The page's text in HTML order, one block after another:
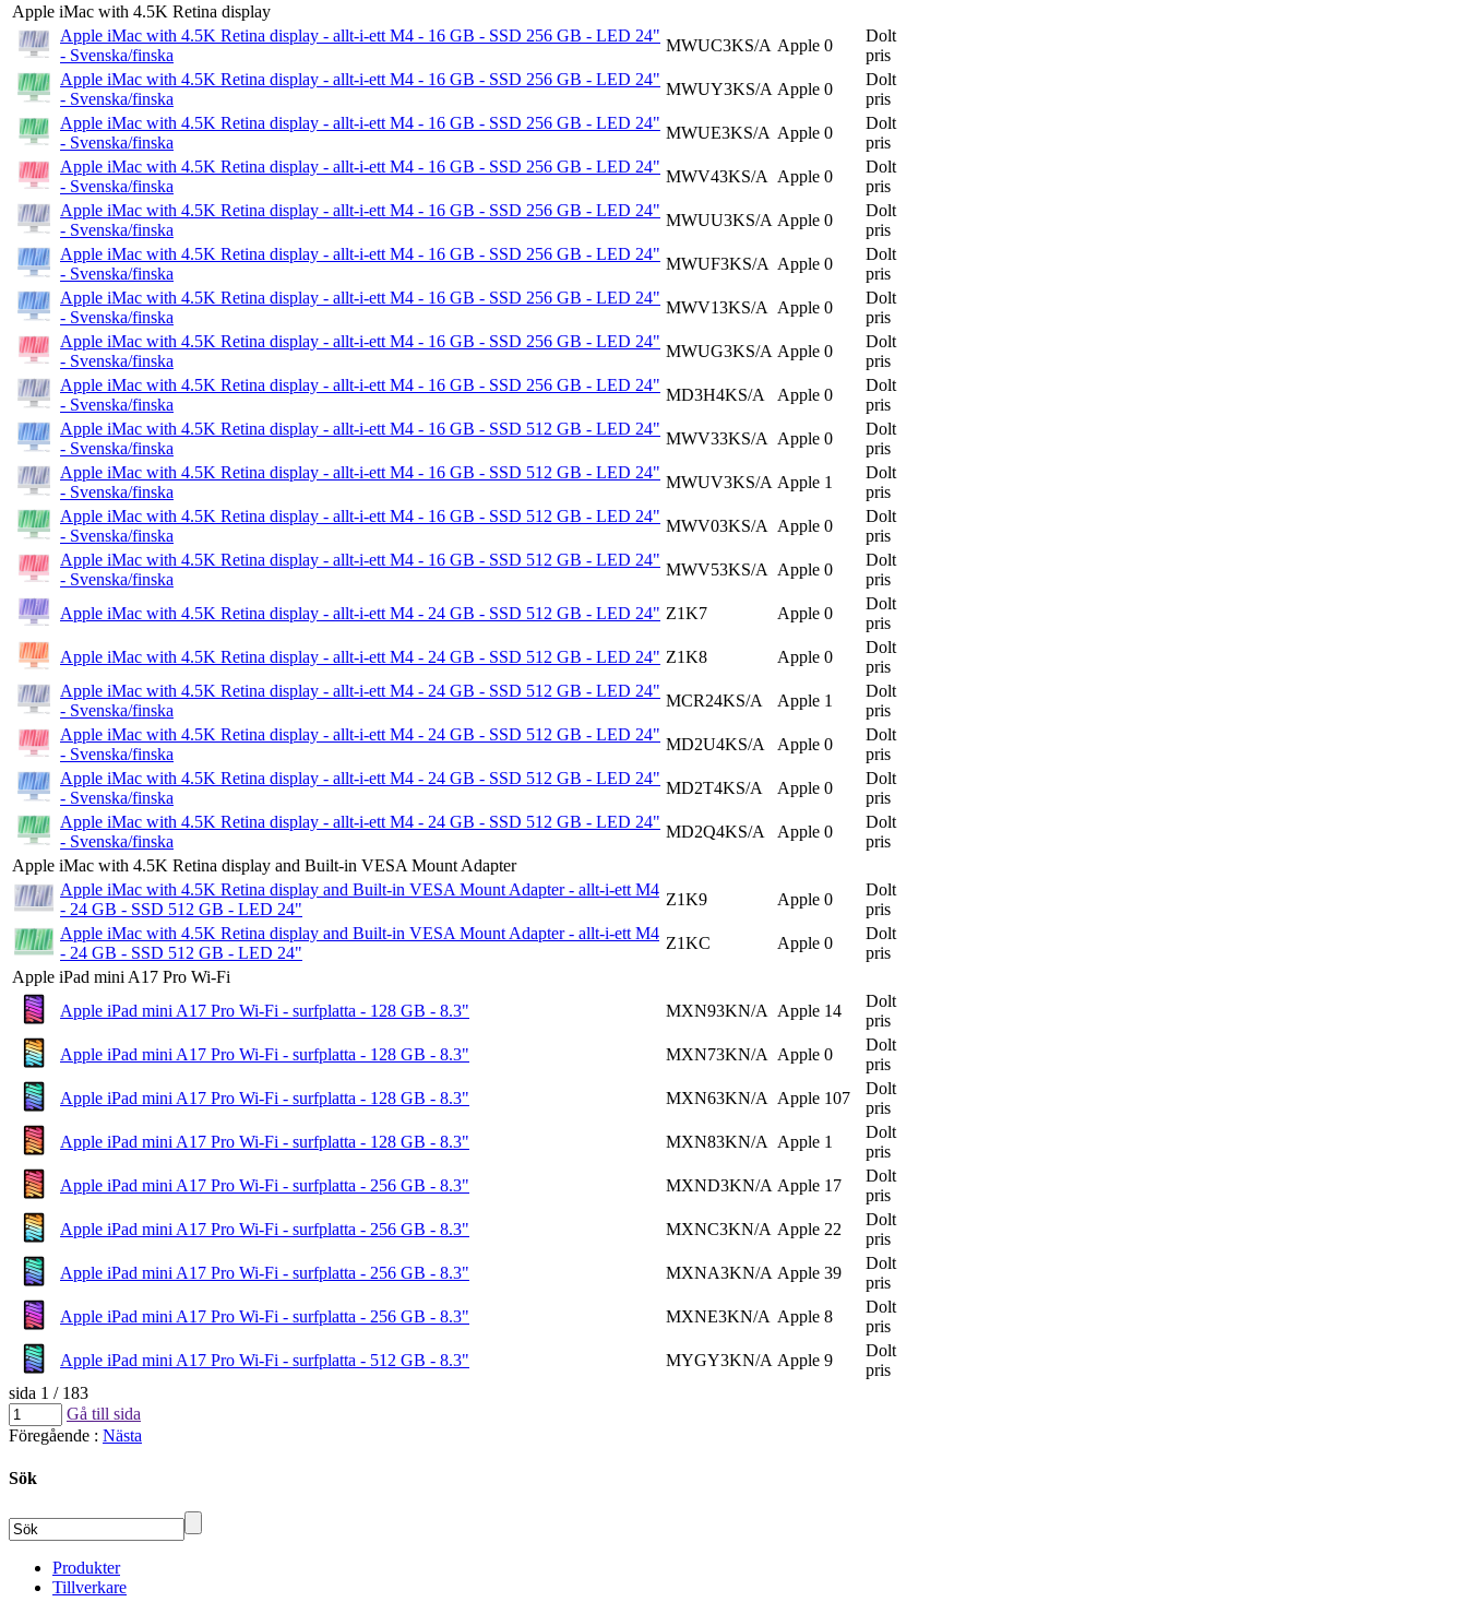
Apple iMac with 4.5K Retina display
Apple iMac with 4.5K Retina display - allt-i-ett M4 - 16 GB - SSD 256 GB - LED 24"
- Svenska/finska
MWUC3KS/A Apple 0
Dolt
pris
Apple iMac with 4.5K Retina display - allt-i-ett M4 - 16 GB - SSD 256 GB - LED 24"
- Svenska/finska
MWUY3KS/A Apple 0
Dolt
pris
Apple iMac with 4.5K Retina display - allt-i-ett M4 - 16 GB - SSD 256 GB - LED 24"
- Svenska/finska
MWUE3KS/A Apple 0
Dolt
pris
Apple iMac with 4.5K Retina display - allt-i-ett M4 - 16 GB - SSD 256 GB - LED 24"
- Svenska/finska
MWV43KS/A Apple 0
Dolt
pris
Apple iMac with 4.5K Retina display - allt-i-ett M4 - 16 GB - SSD 256 GB - LED 24"
- Svenska/finska
MWUU3KS/A Apple 0
Dolt
pris
Apple iMac with 4.5K Retina display - allt-i-ett M4 - 16 GB - SSD 256 GB - LED 24"
- Svenska/finska
MWUF3KS/A Apple 0
Dolt
pris
Apple iMac with 4.5K Retina display - allt-i-ett M4 - 16 GB - SSD 256 GB - LED 24"
- Svenska/finska
MWV13KS/A Apple 0
Dolt
pris
Apple iMac with 4.5K Retina display - allt-i-ett M4 - 16 GB - SSD 256 GB - LED 24"
- Svenska/finska
MWUG3KS/A Apple 0
Dolt
pris
Apple iMac with 4.5K Retina display - allt-i-ett M4 - 16 GB - SSD 256 GB - LED 24"
- Svenska/finska
MD3H4KS/A Apple 0
Dolt
pris
Apple iMac with 4.5K Retina display - allt-i-ett M4 - 16 GB - SSD 512 GB - LED 24"
- Svenska/finska
MWV33KS/A Apple 0
Dolt
pris
Apple iMac with 4.5K Retina display - allt-i-ett M4 - 16 GB - SSD 512 GB - LED 24"
- Svenska/finska
MWUV3KS/A Apple 1
Dolt
pris
Apple iMac with 4.5K Retina display - allt-i-ett M4 - 16 GB - SSD 512 GB - LED 24"
- Svenska/finska
MWV03KS/A Apple 0
Dolt
pris
Apple iMac with 4.5K Retina display - allt-i-ett M4 - 16 GB - SSD 512 GB - LED 24"
- Svenska/finska
MWV53KS/A Apple 0
Dolt
pris
Apple iMac with 4.5K Retina display - allt-i-ett M4 - 24 GB - SSD 512 GB - LED 24" Z1K7 Apple 0
Dolt
pris
Apple iMac with 4.5K Retina display - allt-i-ett M4 - 24 GB - SSD 512 GB - LED 24" Z1K8 Apple 0
Dolt
pris
Apple iMac with 4.5K Retina display - allt-i-ett M4 - 24 GB - SSD 512 GB - LED 24"
- Svenska/finska
MCR24KS/A Apple 1
Dolt
pris
Apple iMac with 4.5K Retina display - allt-i-ett M4 - 24 GB - SSD 512 GB - LED 24"
- Svenska/finska
MD2U4KS/A Apple 0
Dolt
pris
Apple iMac with 4.5K Retina display - allt-i-ett M4 - 24 GB - SSD 512 GB - LED 24"
- Svenska/finska
MD2T4KS/A Apple 0
Dolt
pris
Apple iMac with 4.5K Retina display - allt-i-ett M4 - 24 GB - SSD 512 GB - LED 24"
- Svenska/finska
MD2Q4KS/A Apple 0
Dolt
pris
Apple iMac with 4.5K Retina display and Built-in VESA Mount Adapter
Apple iMac with 4.5K Retina display and Built-in VESA Mount Adapter - allt-i-ett M4
- 24 GB - SSD 512 GB - LED 24"
Z1K9 Apple 0
Dolt
pris
Apple iMac with 4.5K Retina display and Built-in VESA Mount Adapter - allt-i-ett M4
- 24 GB - SSD 512 GB - LED 24"
Z1KC Apple 0
Dolt
pris
Apple iPad mini A17 Pro Wi-Fi
Apple iPad mini A17 Pro Wi-Fi - surfplatta - 128 GB - 8.3"
MXN93KN/A Apple 14
Dolt
pris
Apple iPad mini A17 Pro Wi-Fi - surfplatta - 128 GB - 8.3"
MXN73KN/A Apple 0
Dolt
pris
Apple iPad mini A17 Pro Wi-Fi - surfplatta - 128 GB - 8.3"
MXN63KN/A Apple 107
Dolt
pris
Apple iPad mini A17 Pro Wi-Fi - surfplatta - 128 GB - 8.3"
MXN83KN/A Apple 1
Dolt
pris
Apple iPad mini A17 Pro Wi-Fi - surfplatta - 256 GB - 8.3"
MXND3KN/A Apple 17
Dolt
pris
Apple iPad mini A17 Pro Wi-Fi - surfplatta - 256 GB - 8.3"
MXNC3KN/A Apple 22
Dolt
pris
Apple iPad mini A17 Pro Wi-Fi - surfplatta - 256 GB - 8.3"
MXNA3KN/A Apple 39
Dolt
pris
Apple iPad mini A17 Pro Wi-Fi - surfplatta - 256 GB - 8.3"
MXNE3KN/A Apple 8
Dolt
pris
Apple iPad mini A17 Pro Wi-Fi - surfplatta - 512 GB - 8.3"
MYGY3KN/A Apple 9
Dolt
pris
sida 1 / 183
Gå till sida
Föregående : Nästa
Sök
Produkter
Tillverkare